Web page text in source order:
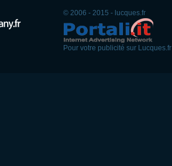
© 2006 - 2015 - lucques.fr
Pour votre publicité sur Lucques.fr